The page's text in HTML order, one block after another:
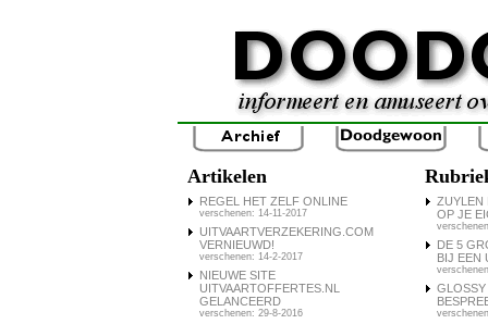
Artikelen
REGEL HET ZELF ONLINE
verschenen: 14-11-2017
UITVAARTVERZEKERING.COM
VERNIEUWD!
verschenen: 14-2-2017
NIEUWE SITE
UITVAARTOFFERTES.NL
GELANCEERD
verschenen: 29-8-2016
ZUYLEN
OP JE
DE 5
BIJ EEN